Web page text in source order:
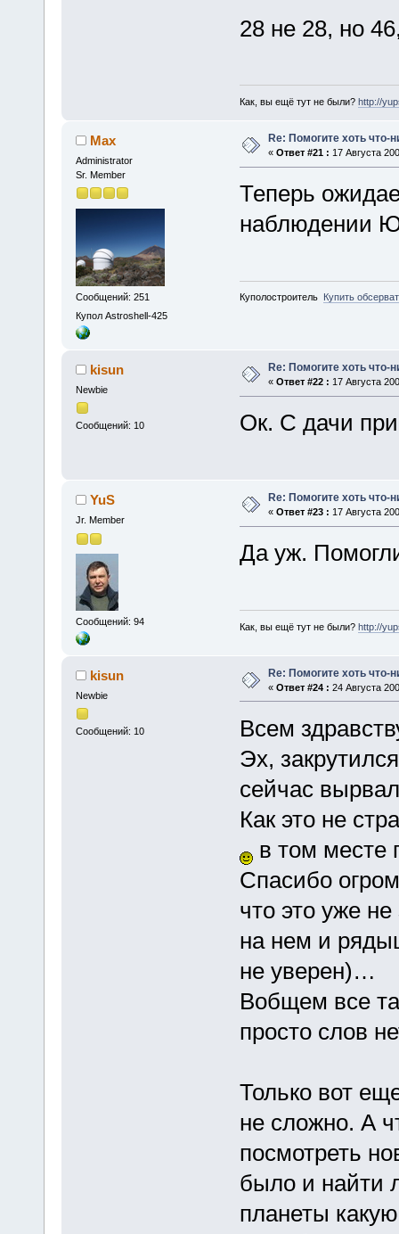
28 не 28, но
Как, вы ещё тут не были? http://
Max
Administrator
Sr. Member
Сообщений: 251
Купол Astroshell-425
Re: Помогите хоть что-
« Ответ #21 : 17 Августа
Теперь
наблюдении
Куполостроитель Купить
kisun
Newbie
Сообщений: 10
Re: Помогите хоть что-
« Ответ #22 : 17 Августа
Ок. С дачи
YuS
Jr. Member
Сообщений: 94
Re: Помогите хоть что-
« Ответ #23 : 17 Августа
Да уж.
Как, вы ещё тут не были? http://
kisun
Newbie
Сообщений: 10
Re: Помогите хоть что-
« Ответ #24 : 24 Августа
Всем
Эх,
сейчас
Как это не
в том месте
Спасибо
что это уже
на нем и
не уверен)…
Вобщем все
просто слов
Только вот
не сложно. А
посмотреть
было и найти
планеты